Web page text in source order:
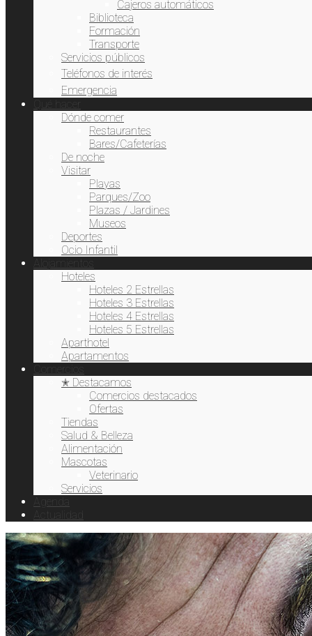
Cajeros automáticos
Biblioteca
Formación
Transporte
Servicios públicos
Teléfonos de interés
Emergencia
Qué hacer
Dónde comer
Restaurantes
Bares/Cafeterías
De noche
Visitar
Playas
Parques/Zoo
Plazas / Jardines
Museos
Deportes
Ocio Infantil
Alojamientos
Hoteles
Hoteles 2 Estrellas
Hoteles 3 Estrellas
Hoteles 4 Estrellas
Hoteles 5 Estrellas
Aparthotel
Apartamentos
Comercios
✭ Destacamos
Comercios destacados
Ofertas
Tiendas
Salud & Belleza
Alimentación
Mascotas
Veterinario
Servicios
Agenda
Actualidad